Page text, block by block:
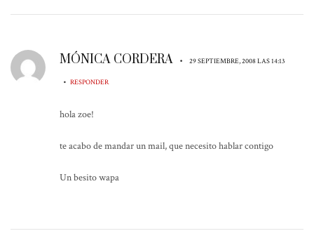
MÓNICA CORDERA • 29 SEPTIEMBRE, 2008 LAS 14:13
• RESPONDER
hola zoe!
te acabo de mandar un mail, que necesito hablar contigo
Un besito wapa